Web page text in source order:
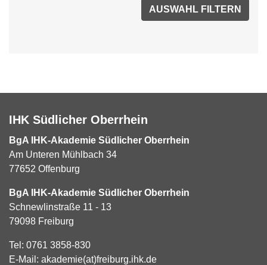
IHK Südlicher Oberrhein
BgA IHK-Akademie Südlicher Oberrhein
Am Unteren Mühlbach 34
77652 Offenburg
BgA IHK-Akademie Südlicher Oberrhein
Schnewlinstraße 11 - 13
79098 Freiburg
Tel: 0761 3858-830
E-Mail: akademie(at)freiburg.ihk.de